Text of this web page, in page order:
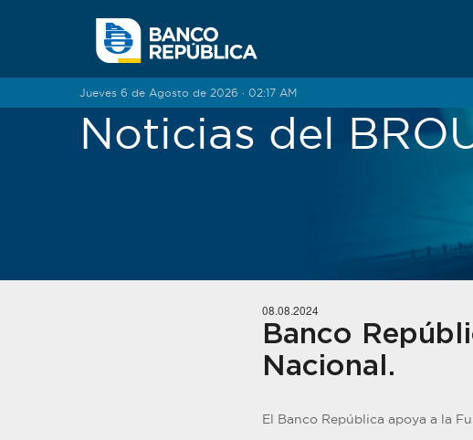
Jueves 6 de Agosto de 2026 · 02:17 AM
Noticias del
08.08.2024
Banco
Nacional.
El Banco República apoya a la